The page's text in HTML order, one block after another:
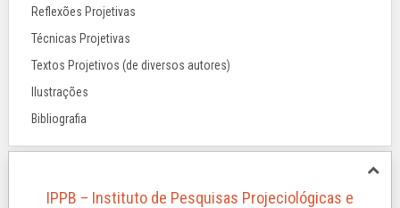
Reflexões Projetivas
Técnicas Projetivas
Textos Projetivos (de diversos autores)
Ilustrações
Bibliografia
IPPB – Instituto de Pesquisas Projeciológicas e